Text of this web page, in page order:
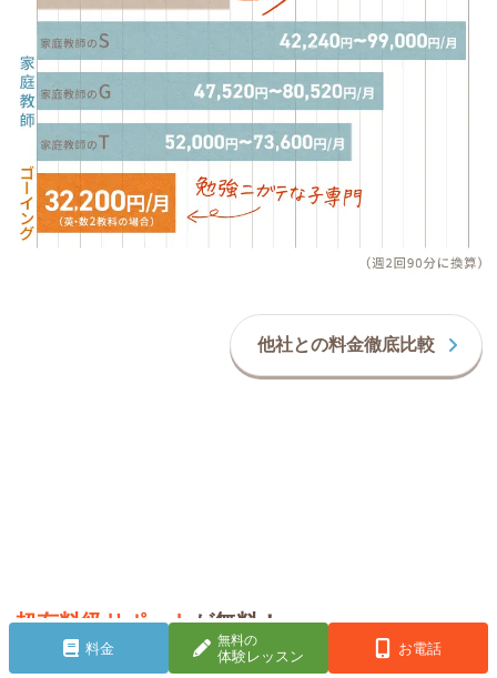
他社との料金徹底比較
超有料級サポートが無料！
料金 無料の
体験レッスン お電話